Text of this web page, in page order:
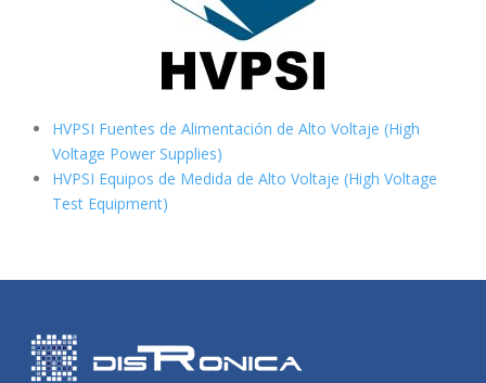
HVPSI Fuentes de Alimentación de Alto Voltaje (High
Voltage Power Supplies)
HVPSI Equipos de Medida de Alto Voltaje (High Voltage
Test Equipment)